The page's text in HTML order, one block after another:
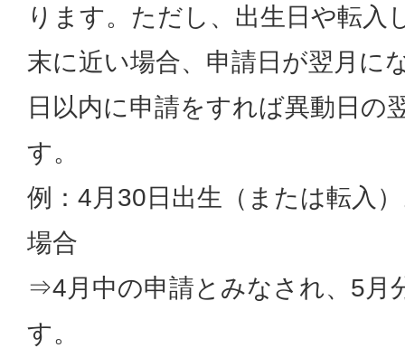
ります。ただし、出生日や転入
末に近い場合、申請日が翌月に
日以内に申請をすれば異動日の
す。
例：4月30日出生（または転入
場合
⇒4月中の申請とみなされ、5月
す。